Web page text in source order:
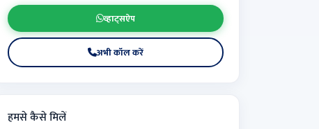
व्हाट्सऐप
अभी कॉल करें
हमसे कैसे मिलें